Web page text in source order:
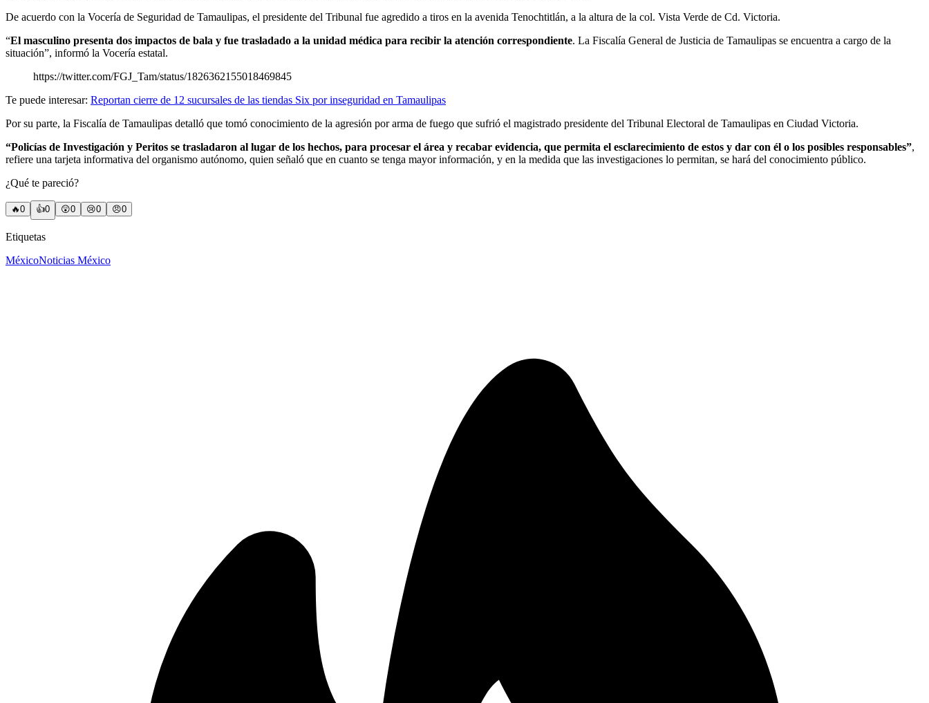
De acuerdo con la Vocería de Seguridad de Tamaulipas, el presidente del Tribunal fue agredido a tiros en la avenida Tenochtitlán, a la altura de la col. Vista Verde de Cd. Victoria.
“El masculino presenta dos impactos de bala y fue trasladado a la unidad médica para recibir la atención correspondiente. La Fiscalía General de Justicia de Tamaulipas se encuentra a cargo de la
situación”, informó la Vocería estatal.
https://twitter.com/FGJ_Tam/status/1826362155018469845
Te puede interesar: Reportan cierre de 12 sucursales de las tiendas Six por inseguridad en Tamaulipas
Por su parte, la Fiscalía de Tamaulipas detalló que tomó conocimiento de la agresión por arma de fuego que sufrió el magistrado presidente del Tribunal Electoral de Tamaulipas en Ciudad Victoria.
“Policías de Investigación y Peritos se trasladaron al lugar de los hechos, para procesar el área y recabar evidencia, que permita el esclarecimiento de estos y dar con él o los posibles responsables”,
refiere una tarjeta informativa del organismo autónomo, quien señaló que en cuanto se tenga mayor información, y en la medida que las investigaciones lo permitan, se hará del conocimiento público.
¿Qué te pareció?
🔥0 👍0 😲0 😢0 😠0
Etiquetas
MéxicoNoticias México